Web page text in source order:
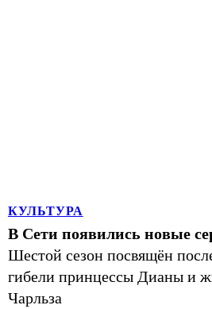
КУЛЬТУРА
В Сети появились новые
Шестой сезон посвящён
гибели принцессы Дианы и
Чарльза